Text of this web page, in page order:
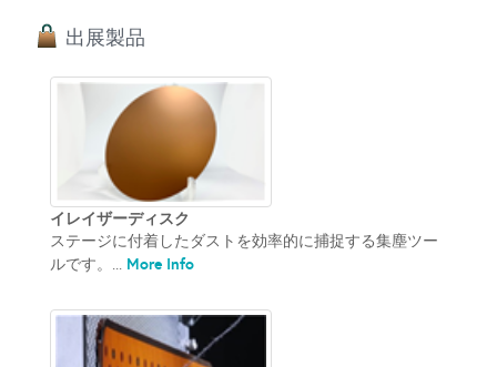
出展製品
イレイザーディスク
ステージに付着したダストを効率的に捕捉する集塵ツー
ルです。... More Info